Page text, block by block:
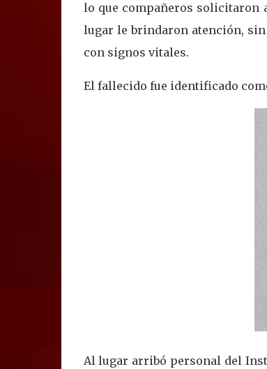
lo que compañeros solicitaron
lugar le brindaron atención,
con signos vitales.
El fallecido fue identificado
Al lugar arribó personal del